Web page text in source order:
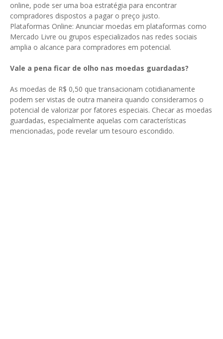
online, pode ser uma boa estratégia para encontrar
compradores dispostos a pagar o preço justo.
Plataformas Online: Anunciar moedas em plataformas como
Mercado Livre ou grupos especializados nas redes sociais
amplia o alcance para compradores em potencial.
Vale a pena ficar de olho nas moedas guardadas?
As moedas de R$ 0,50 que transacionam cotidianamente
podem ser vistas de outra maneira quando consideramos o
potencial de valorizar por fatores especiais. Checar as moedas
guardadas, especialmente aquelas com características
mencionadas, pode revelar um tesouro escondido.